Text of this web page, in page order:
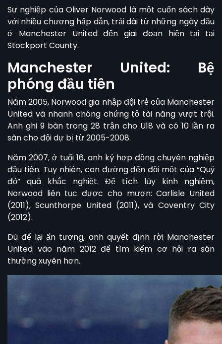
Sự nghiệp của Oliver Norwood là một cuốn sách dày
với nhiều chương hấp dẫn, trải dài từ những ngày đầu
ở Manchester United đến giai đoạn hiện tại tại
Stockport County.
Manchester United: Bệ
phóng đầu tiên
Năm 2005, Norwood gia nhập đội trẻ của Manchester
United và nhanh chóng chứng tỏ tài năng vượt trội.
Anh ghi 9 bàn trong 28 trận cho U18 và có 10 lần ra
sân cho đội dự bị từ 2005-2008.
Năm 2007, ở tuổi 16, anh ký hợp đồng chuyên nghiệp
đầu tiên. Tuy nhiên, con đường đến đội một của “Quỷ
đỏ” quá khắc nghiệt. Để tích lũy kinh nghiệm,
Norwood liên tục được cho mượn: Carlisle United
(2011), Scunthorpe United (2011), và Coventry City
(2012).
Dù để lại ấn tượng, anh quyết định rời Manchester
United vào năm 2012 để tìm kiếm cơ hội ra sân
thường xuyên hơn.